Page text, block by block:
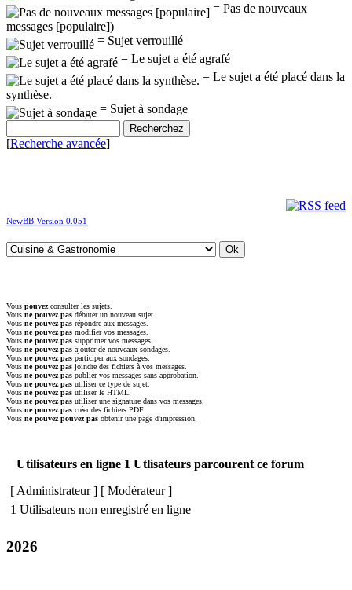
= Pas de nouveaux
messages [populaire])
= Sujet verrouillé
= Le sujet a été agrafé
= Le sujet a été placé dans la
synthèse.
= Sujet à sondage
[Recherche avancée]
NewBB Version 0.051
Vous pouvezconsulter les sujets.
Vous ne pouvez pas débuter un nouveau sujet.
Vous ne pouvez pas répondre aux messages.
Vous ne pouvez pas modifier vos messages.
Vous ne pouvez pas supprimer vos messages.
Vous ne pouvez pas ajouter de nouveaux sondages.
Vous ne pouvez pas participer aux sondages.
Vous ne pouvez pas joindre des fichiers à vos messages.
Vous ne pouvez pas publier vos messages sans approbation.
Vous ne pouvez pas utiliser ce type de sujet.
Vous ne pouvez pas utiliser le HTML.
Vous ne pouvez pas utiliser une signature dans vos messages.
Vous ne pouvez pas créer des fichiers PDF.
Vous ne pouvez pouvez pas obtenir une page d'impression.
Utilisateurs en ligne 1 Utlisateurs parcourent ce forum
[ Administrateur] [ Modérateur]
1 Utilisateurs non enregistré en ligne
2026